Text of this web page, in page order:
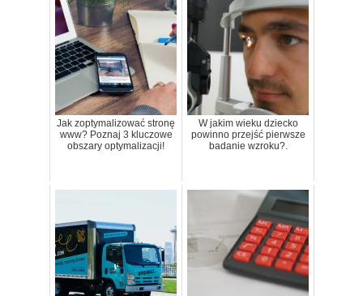
Jak zoptymalizować stronę
www? Poznaj 3 kluczowe
obszary optymalizacji!
W jakim wieku dziecko
powinno przejść pierwsze
badanie wzroku?.